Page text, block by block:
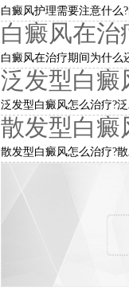
白癜风护理需要注意什么
白癜风在治
白癜风在治疗期间为什么
泛发型白癜
泛发型白癜风怎么治疗?
散发型白癜
散发型白癜风怎么治疗?